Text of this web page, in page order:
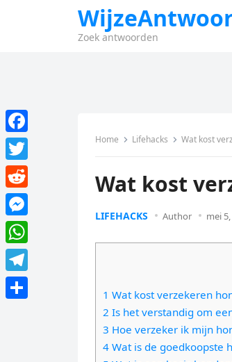
Zoek antwoorden
Home Lifehacks Wat kost
Wat kost
LIFEHACKS Author mei
1 Wat kost verzekeren
2 Is het verstandig om
3 Hoe verzeker ik mijn
4 Wat is de goedkoopste
F
a
c
e
b
o
o
k
T
w
i
t
t
e
R
e
d
d
M
e
s
s
W
h
a
T